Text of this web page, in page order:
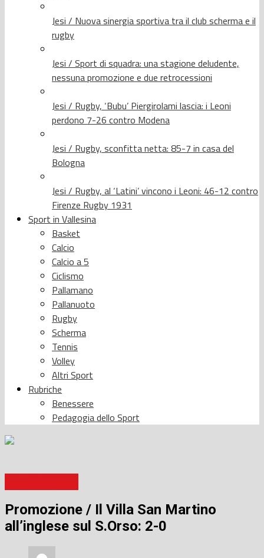
Jesi / Nuova sinergia sportiva tra il club scherma e il
rugby
Jesi / Sport di squadra: una stagione deludente,
nessuna promozione e due retrocessioni
Jesi / Rugby, ‘Bubu’ Piergirolami lascia: i Leoni
perdono 7-26 contro Modena
Jesi / Rugby, sconfitta netta: 85-7 in casa del
Bologna
Jesi / Rugby, al ‘Latini’ vincono i Leoni: 46-12 contro
Firenze Rugby 1931
Sport in Vallesina
Basket
Calcio
Calcio a 5
Ciclismo
Pallamano
Pallanuoto
Rugby
Scherma
Tennis
Volley
Altri Sport
Rubriche
Benessere
Pedagogia dello Sport
Promozione / Il Villa San Martino
all’inglese sul S.Orso: 2-0